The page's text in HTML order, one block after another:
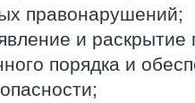
правонарушений;
и раскрытие
порядка и